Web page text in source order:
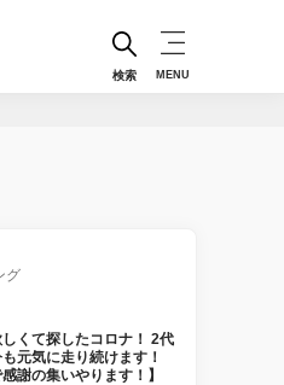
検索 MENU
グ
くて探したコロナ！ 2代
元気に走り続けます！
感謝の集いやります！】